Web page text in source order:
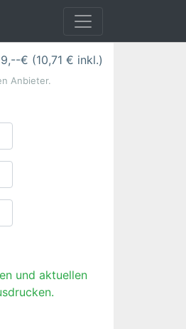
€ (10,71 € inkl.)
Anbieter.
und aktuellen